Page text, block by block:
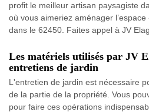
profit le meilleur artisan paysagiste
où vous aimeriez aménager
dans le 62450. Faites appel à JV
Les matériels utilisés par JV
entretiens de jardin
L'entretien de jardin est nécessaire
de la partie de la propriété. Vous
pour faire ces opérations